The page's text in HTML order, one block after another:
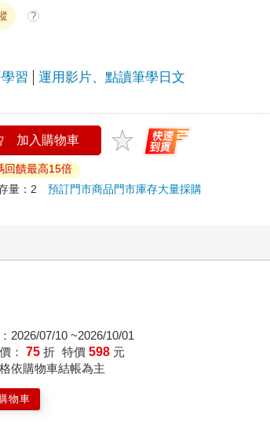
?
習 運用影片、點讀筆學日文
加入購物車
回饋最高15倍
存量：2預訂門市商品門市庫存大量採購
2026/07/10 ~2026/10/01
： 75 折 特價 598 元
依購物車結帳為主
物車